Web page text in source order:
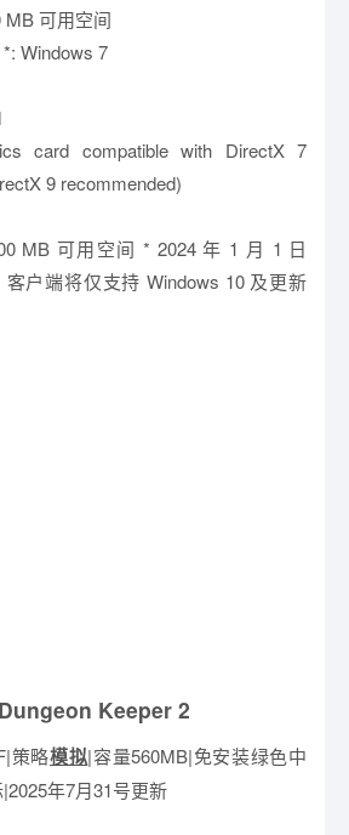
可用空间
Windows 7
card compatible with DirectX 7
9 recommended)
MB 可用空间 * 2024 年 1 月 1 日
客户端将仅支持 Windows 10 及更新
Keeper 2
策略模拟|容量560MB|免安装绿色中
年7月31号更新